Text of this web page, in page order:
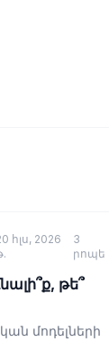
հլս, 2026
3
րոպե
թե՞
մոդելների